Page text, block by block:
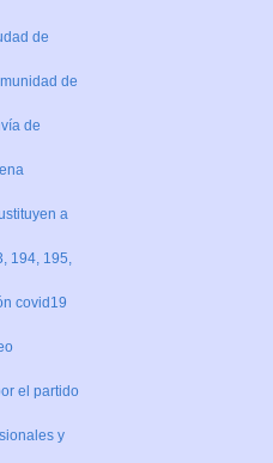
de
de
de
a
194, 195,
covid19
el partido
y